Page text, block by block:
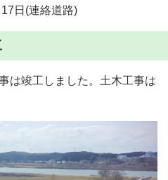
日(連絡道路)
は竣工しました。土木工事は